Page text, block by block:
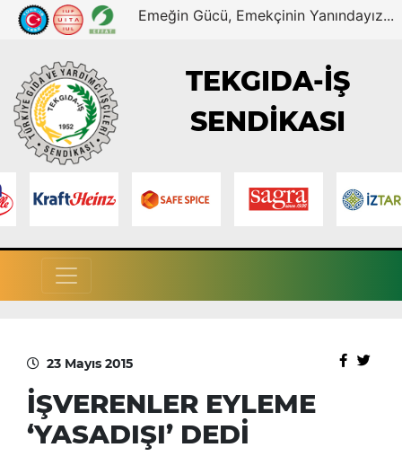
Emeğin Gücü, Emekçinin Yanındayız...
TEKGIDA-İŞ
SENDİKASI
23 Mayıs 2015
İŞVERENLER EYLEME
‘YASADIŞI’ DEDİ